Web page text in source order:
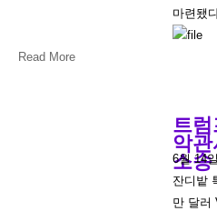
마련됐
Read More
트
악
소송
6월 14
잔디밭
만 달러